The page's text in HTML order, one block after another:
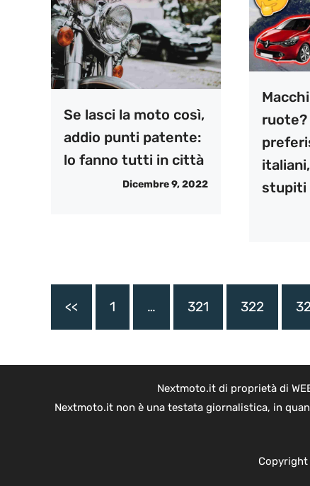
Se lasci la moto così,
addio punti patente:
lo fanno tutti in città
Dicembre 9, 2022
ruote?
stupiti
<< 1 … 321 322
Nextmoto.it di proprietà di
Nextmoto.it non è una testata giornalistica, in